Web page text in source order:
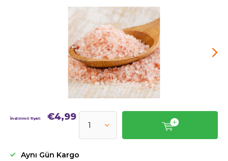
İndirimli fiyat: €4,99
Aynı Gün Kargo